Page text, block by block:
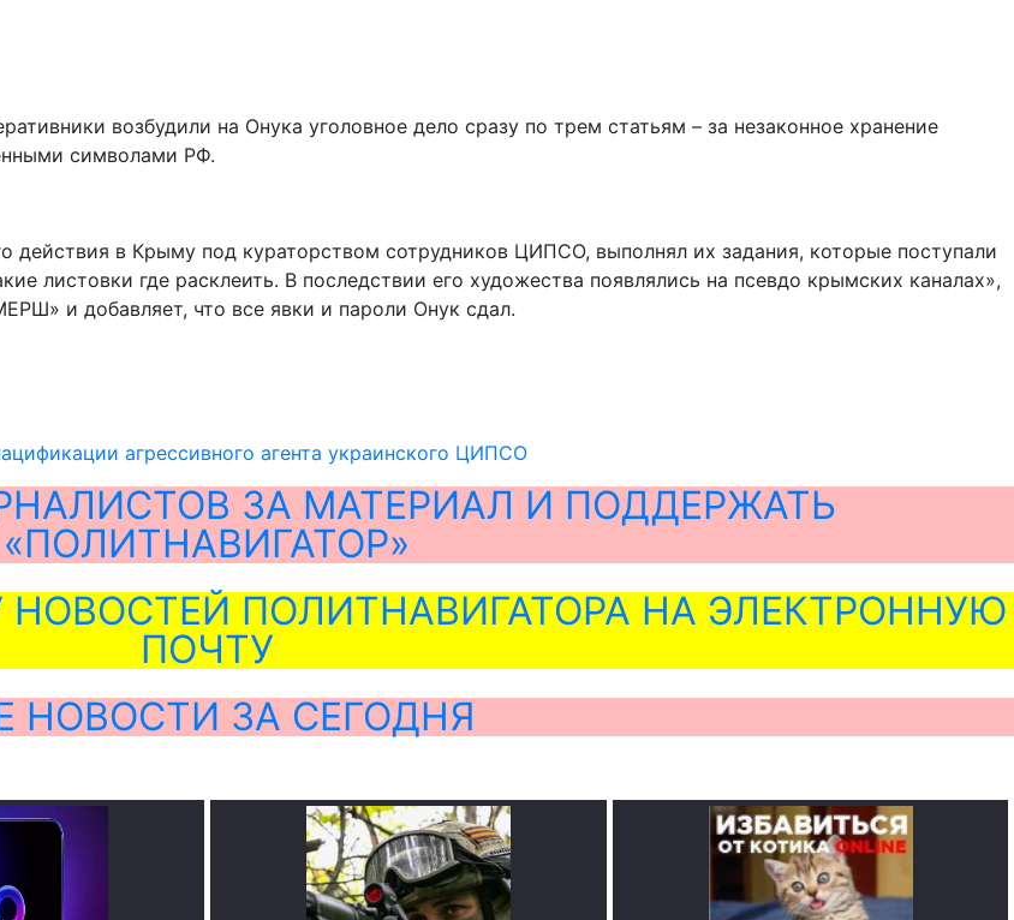
возбудили на Онука уголовное дело сразу по трем статьям – за незаконное хранение
символами РФ.
в Крыму под кураторством сотрудников ЦИПСО, выполнял их задания, которые поступали
листовки где расклеить. В последствии его художества появлялись на псевдо крымских каналах»,
и добавляет, что все явки и пароли Онук сдал.
агрессивного агента украинского ЦИПСО
ЗА МАТЕРИАЛ И ПОДДЕРЖАТЬ
«ПОЛИТНАВИГАТОР»
ПОЛИТНАВИГАТОРА НА ЭЛЕКТРОННУЮ
ПОЧТУ
НОВОСТИ ЗА СЕГОДНЯ